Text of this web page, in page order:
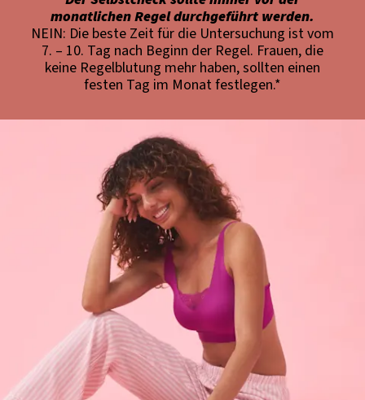
monatlichen Regel durchgeführt werden.
NEIN: Die beste Zeit für die Untersuchung ist vom
7. – 10. Tag nach Beginn der Regel. Frauen, die
keine Regelblutung mehr haben, sollten einen
festen Tag im Monat festlegen.*